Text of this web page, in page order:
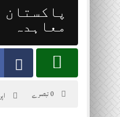
معاہدہ